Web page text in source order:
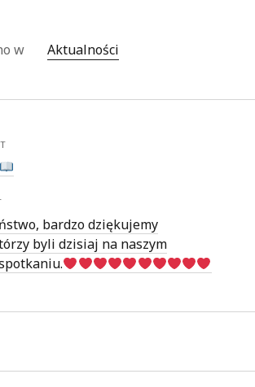
w Aktualności
bardzo dziękujemy
byli dzisiaj na naszym